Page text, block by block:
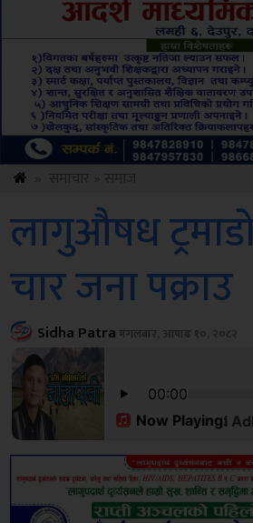
लागुऔषध
चार जना पक्राउ
Sidha Patraमंगलबार, आषाढ १०, २०८२